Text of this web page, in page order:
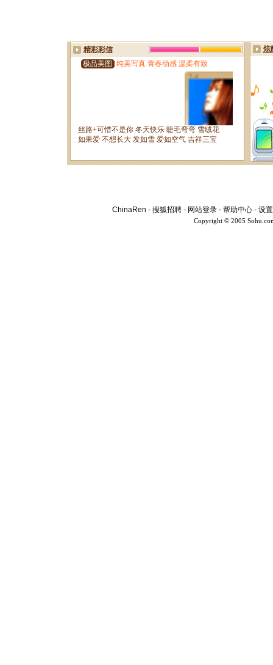
ChinaRen - 搜狐招聘 - 网站登录 - 帮助中心 - 设
Copyright © 2005